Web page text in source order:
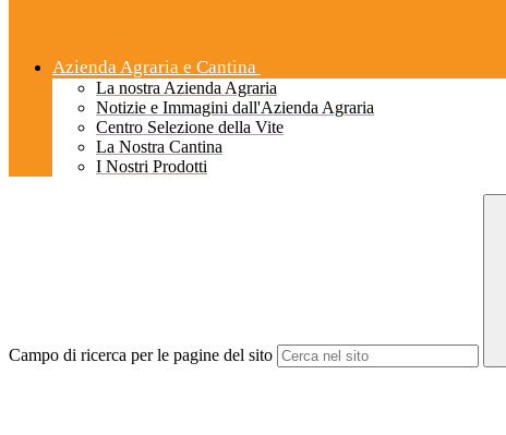
Azienda Agraria e Cantina
La nostra Azienda Agraria
Notizie e Immagini dall'Azienda Agraria
Centro Selezione della Vite
La Nostra Cantina
I Nostri Prodotti
Campo di ricerca per le pagine del sito